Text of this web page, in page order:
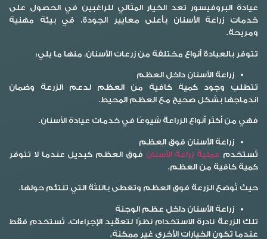
عيادة البروفيسور تعد الخيار المثالي للراغبين في الحصول على
خدمات زراعة الأسنان بأعلى معايير الجودة، في بيئة مهنية
ومريحة.
تتوفر بالعيادة أنواع مختلفة من زرعات الأسنان، منها ما يلي:
زراعة الأسنان داخل العظم
تتطلب وجود كمية كافية من العظم لدعم الزرعة وضمان
اندماجها بشكل صحيح مع العظم المحيط.
فهي من أكثر أنواع الزراعة شيوعًا في خدمات عيادة الأسنان.
زراعة الأسنان فوق العظم
تُستخدم عملية زراعة الأسنان فوق العظم كبديل عندما لا تتوفر
كمية كافية من العظم.
حيث تُوضع الزرعة فوق العظم وتغطى باللثة التي تلتئم حولها.
زراعة الأسنان داخل عظم الوجنة
تلك الزرعة نادرة الاستخدام نظرًا لتعقيد الإجراءات، تُستخدم فقط
عندما تكون الخيارات الأخرى غير ممكنة.